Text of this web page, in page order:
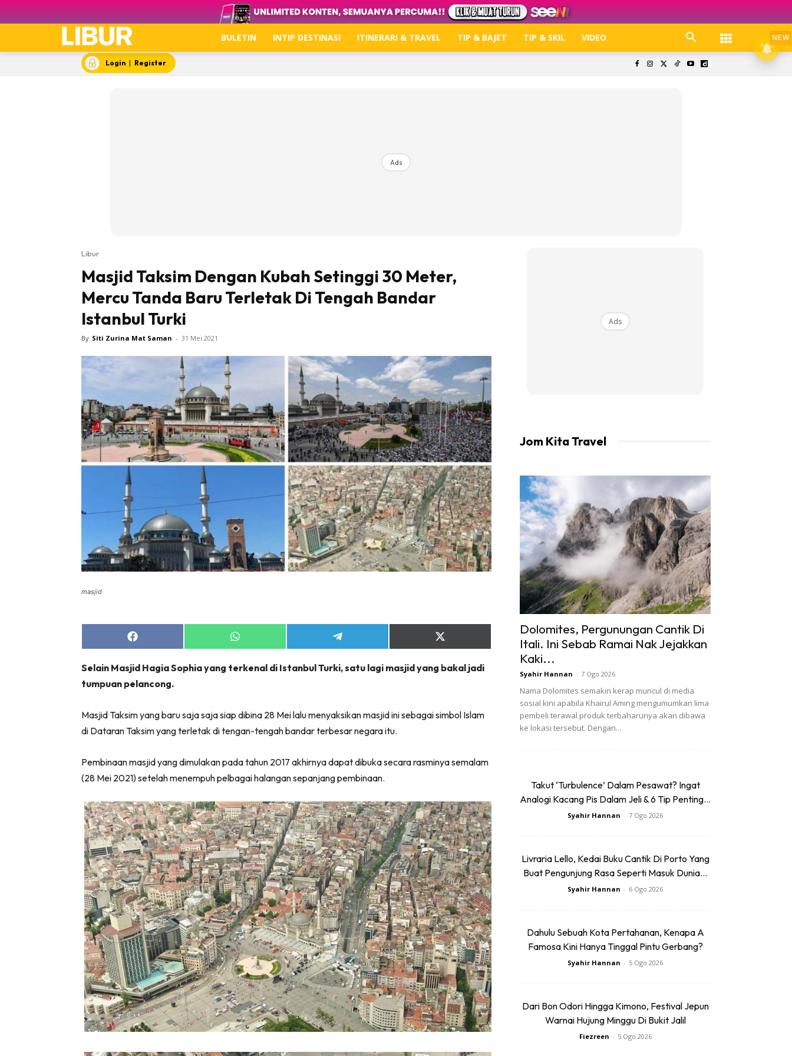
Video
Sentiasa up to date tentang tempat healing dan relax dengan LIBUR.
KLIK DI SEENI
BULETIN INTIP DESTINASI ITINERARI & TRAVEL TIP & BAJET TIP & SKIL VIDEO
Login | Register
Ads
Libur
Masjid Taksim Dengan Kubah Setinggi 30 Meter,
Mercu Tanda Baru Terletak Di Tengah Bandar
Istanbul Turki
By Siti Zurina Mat Saman - 31 Mei 2021
masjid
Share
on
Share
on
Share
on
Share
on
(Twitter)
Selain Masjid Hagia Sophia yang terkenal di Istanbul Turki, satu lagi masjid yang bakal jadi
tumpuan pelancong.
Masjid Taksim yang baru saja saja siap dibina 28 Mei lalu menyaksikan masjid ini sebagai simbol Islam
di Dataran Taksim yang terletak di tengan-tengah bandar terbesar negara itu.
Pembinaan masjid yang dimulakan pada tahun 2017 akhirnya dapat dibuka secara rasminya semalam
(28 Mei 2021) setelah menempuh pelbagai halangan sepanjang pembinaan.
Ads
Jom Kita Travel
Dolomites, Pergunungan Cantik Di
Itali. Ini Sebab Ramai Nak Jejakkan
Kaki...
Syahir Hannan - 7 Ogo 2026
Nama Dolomites semakin kerap muncul di media
sosial kini apabila Khairul Aming mengumumkan lima
pembeli terawal produk terbaharunya akan dibawa
ke lokasi tersebut. Dengan...
Takut ‘Turbulence’ Dalam Pesawat? Ingat
Analogi Kacang Pis Dalam Jeli & 6 Tip Penting...
Syahir Hannan - 7 Ogo 2026
Livraria Lello, Kedai Buku Cantik Di Porto Yang
Buat Pengunjung Rasa Seperti Masuk Dunia...
Syahir Hannan - 6 Ogo 2026
Dahulu Sebuah Kota Pertahanan, Kenapa A
Famosa Kini Hanya Tinggal Pintu Gerbang?
Syahir Hannan - 5 Ogo 2026
Dari Bon Odori Hingga Kimono, Festival Jepun
Warnai Hujung Minggu Di Bukit Jalil
Fiezreen - 5 Ogo 2026
NEW